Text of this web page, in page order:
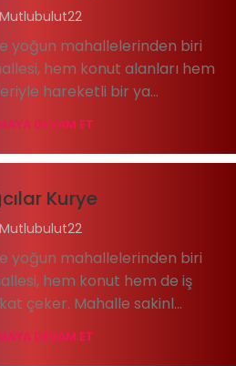
Mutlubulut22
yoğun mahallelerinden biri
hem konut alanları hem
hareketli bir ya...
DEVAM ET
Kurye
Mutlubulut22
yoğun mahallelerinden biri
hem konut hem de iş
çeker. Mahalle sakinl...
DEVAM ET